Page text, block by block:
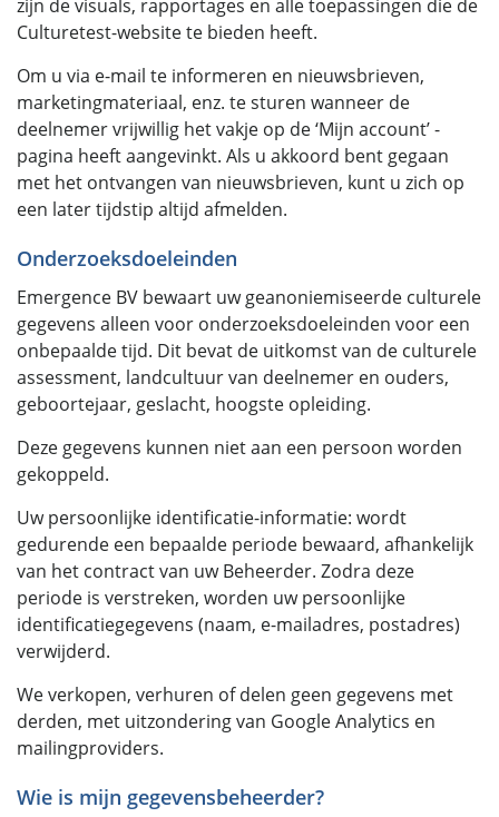
zijn de visuals, rapportages en alle toepassingen die de
Culturetest-website te bieden heeft.
Om u via e-mail te informeren en nieuwsbrieven,
marketingmateriaal, enz. te sturen wanneer de
deelnemer vrijwillig het vakje op de ‘Mijn account’ -
pagina heeft aangevinkt. Als u akkoord bent gegaan
met het ontvangen van nieuwsbrieven, kunt u zich op
een later tijdstip altijd afmelden.
Onderzoeksdoeleinden
Emergence BV bewaart uw geanoniemiseerde culturele
gegevens alleen voor onderzoeksdoeleinden voor een
onbepaalde tijd. Dit bevat de uitkomst van de culturele
assessment, landcultuur van deelnemer en ouders,
geboortejaar, geslacht, hoogste opleiding.
Deze gegevens kunnen niet aan een persoon worden
gekoppeld.
Uw persoonlijke identificatie-informatie: wordt
gedurende een bepaalde periode bewaard, afhankelijk
van het contract van uw Beheerder. Zodra deze
periode is verstreken, worden uw persoonlijke
identificatiegegevens (naam, e-mailadres, postadres)
verwijderd.
We verkopen, verhuren of delen geen gegevens met
derden, met uitzondering van Google Analytics en
mailingproviders.
Wie is mijn gegevensbeheerder?